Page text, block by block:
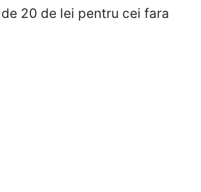
20 de lei pentru cei fara